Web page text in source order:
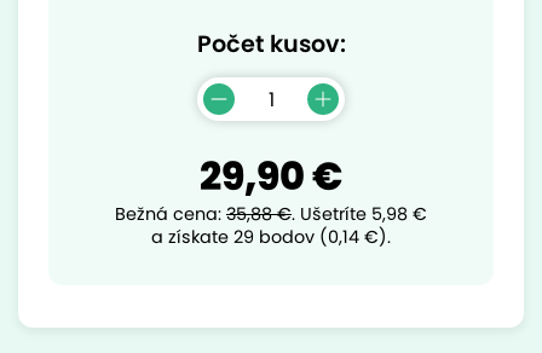
Počet kusov:
29,90 €
Bežná cena: 35,88 €. Ušetríte 5,98 €
a získate 29 bodov (0,14 €).